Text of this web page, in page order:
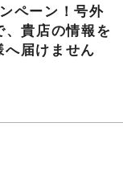
ペーン！号外
、貴店の情報を
へ届けません